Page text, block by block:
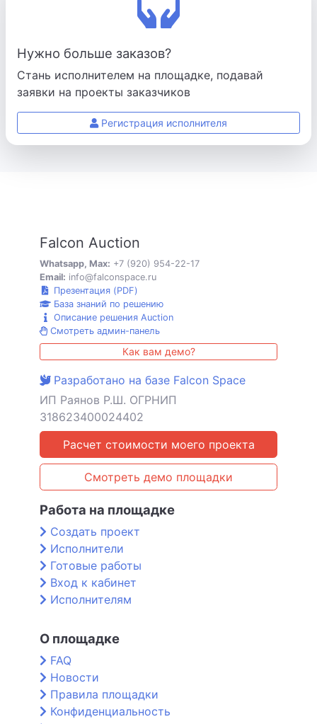
Нужно больше заказов?
Стань исполнителем на площадке, подавай
заявки на проекты заказчиков
Регистрация исполнителя
Falcon Auction
Whatsapp, Max: +7 (920) 954-22-17
Email: info@falconspace.ru
Презентация (PDF)
База знаний по решению
Описание решения Auction
Смотреть админ-панель
Как вам демо?
Разработано на базе Falcon Space
ИП Раянов Р.Ш. ОГРНИП
318623400024402
Расчет стоимости моего проекта
Смотреть демо площадки
Работа на площадке
Создать проект
Исполнители
Готовые работы
Вход к кабинет
Исполнителям
О площадке
FAQ
Новости
Правила площадки
Конфиденциальность